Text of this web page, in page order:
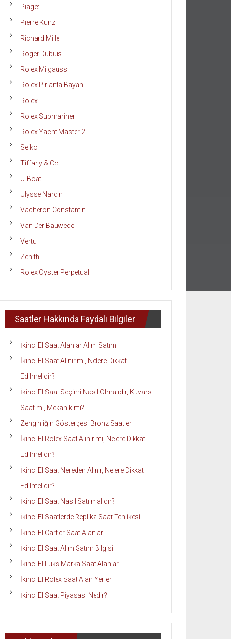
Piaget
Pierre Kunz
Richard Mille
Roger Dubuis
Rolex Milgauss
Rolex Pırlanta Bayan
Rolex
Rolex Submariner
Rolex Yacht Master 2
Seiko
Tiffany & Co
U-Boat
Ulysse Nardin
Vacheron Constantin
Van Der Bauwede
Vertu
Zenith
Rolex Oyster Perpetual
Saatler Hakkında Faydalı Bilgiler
İkinci El Saat Alanlar Alım Satım
İkinci El Saat Alınır mı, Nelere Dikkat
Edilmelidir?
İkinci El Saat Seçimi Nasıl Olmalıdır, Kuvars
Saat mi, Mekanik mi?
Zenginliğin Göstergesi Bronz Saatler
İkinci El Rolex Saat Alınır mı, Nelere Dikkat
Edilmelidir?
İkinci El Saat Nereden Alınır, Nelere Dikkat
Edilmelidir?
İkinci El Saat Nasıl Satılmalıdır?
İkinci El Saatlerde Replika Saat Tehlikesi
İkinci El Cartier Saat Alanlar
İkinci El Saat Alım Satım Bilgisi
İkinci El Lüks Marka Saat Alanlar
İkinci El Rolex Saat Alan Yerler
İkinci El Saat Piyasası Nedir?